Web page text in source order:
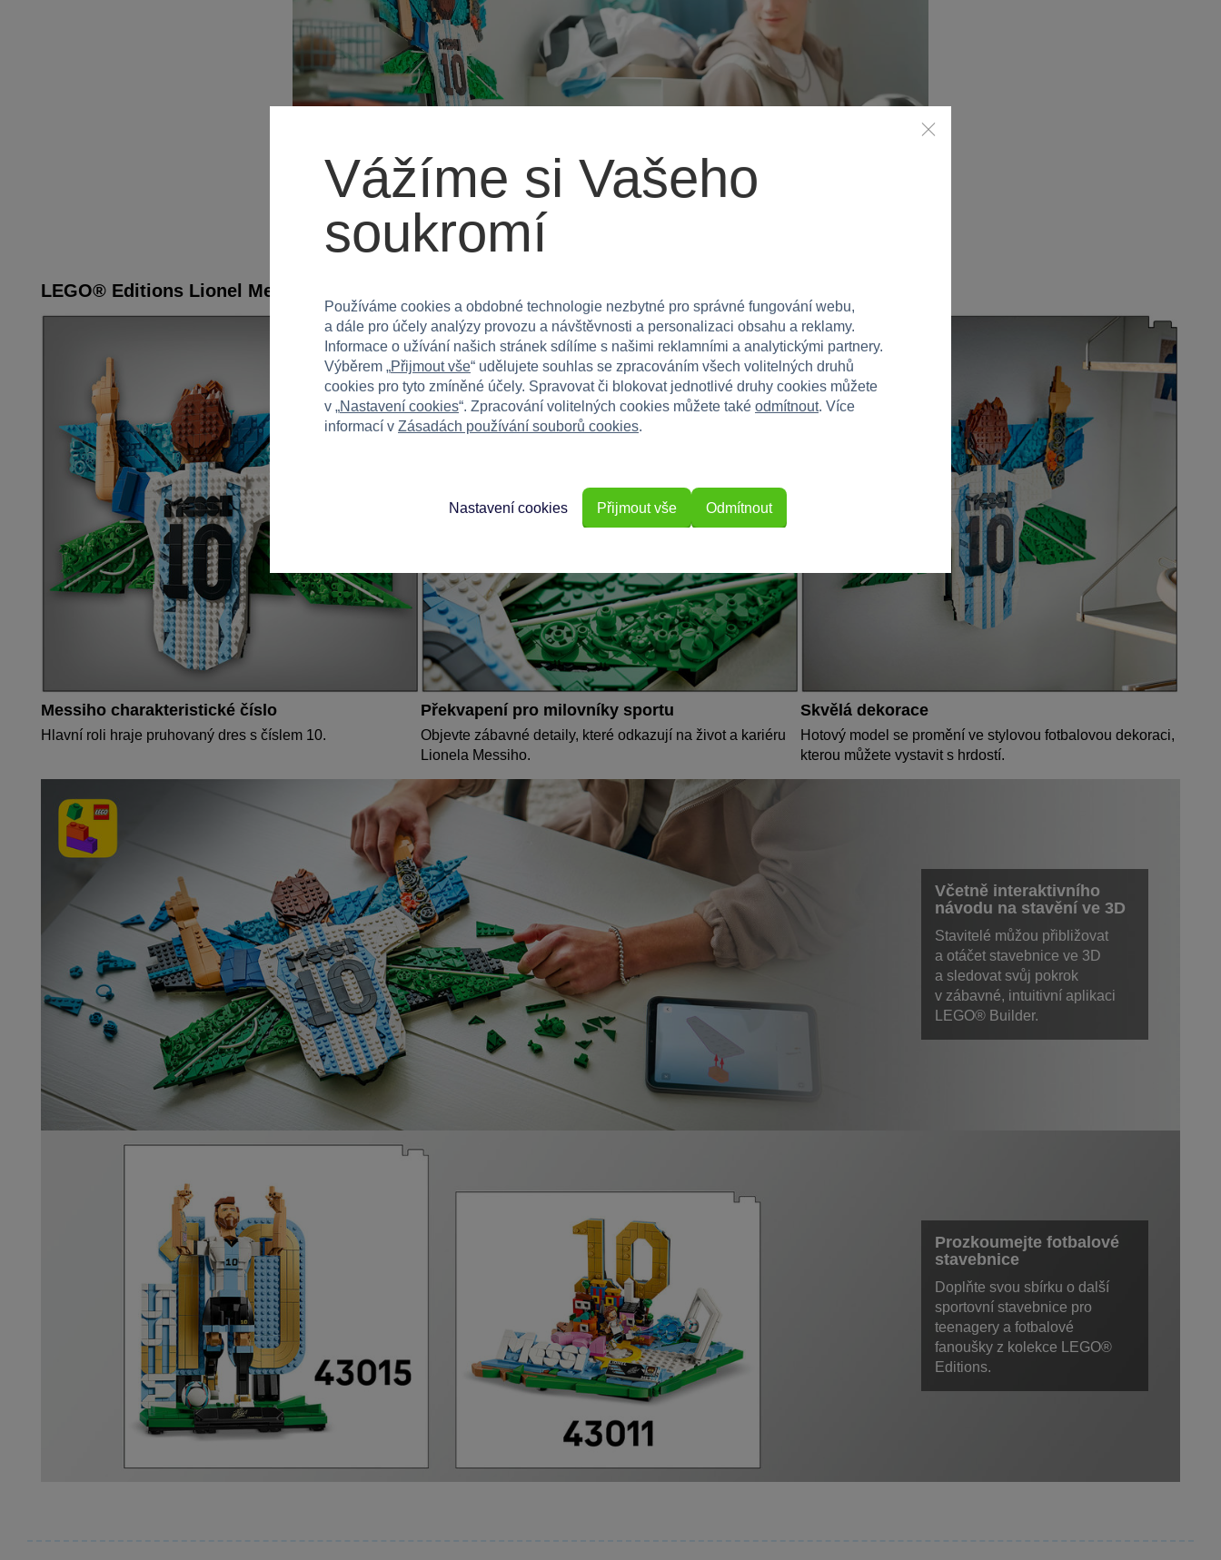
LEGO® Editions Lionel Messi – Okamžik vítězství
Messiho charakteristické číslo
Hlavní roli hraje pruhovaný dres s číslem 10.
Překvapení pro milovníky sportu
Objevte zábavné detaily, které odkazují na život a kariéru
Lionela Messiho.
Skvělá dekorace
Hotový model se promění ve stylovou fotbalovou dekoraci,
kterou můžete vystavit s hrdostí.
Včetně interaktivního
návodu na stavění ve 3D
Stavitelé můžou přibližovat
a otáčet stavebnice ve 3D
a sledovat svůj pokrok
v zábavné, intuitivní aplikaci
LEGO® Builder.
Prozkoumejte fotbalové
stavebnice
Doplňte svou sbírku o další
sportovní stavebnice pro
teenagery a fotbalové
fanoušky z kolekce LEGO®
Editions.
Vážíme si Vašeho
soukromí
Používáme cookies a obdobné technologie nezbytné pro správné fungování webu,
a dále pro účely analýzy provozu a návštěvnosti a personalizaci obsahu a reklamy.
Informace o užívání našich stránek sdílíme s našimi reklamními a analytickými partnery.
Výběrem „Přijmout vše“ udělujete souhlas se zpracováním všech volitelných druhů
cookies pro tyto zmíněné účely. Spravovat či blokovat jednotlivé druhy cookies můžete
v „Nastavení cookies“. Zpracování volitelných cookies můžete také odmítnout. Více
informací v Zásadách používání souborů cookies.
Odmítnout
Nastavení cookies Přijmout vše